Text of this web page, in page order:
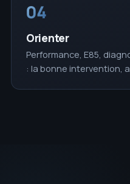
04
Orienter
Performance, E85,
: la bonne intervention,